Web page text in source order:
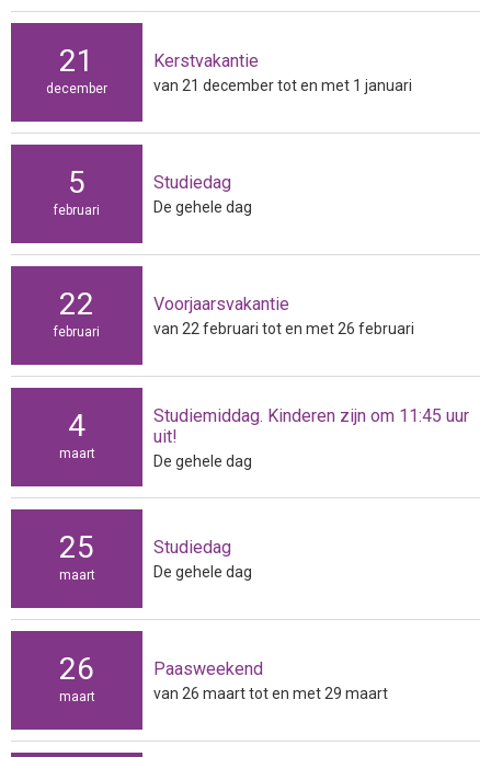
21
december
Kerstvakantie
van 21 december tot en met 1 januari
5
februari
Studiedag
De gehele dag
22
februari
Voorjaarsvakantie
van 22 februari tot en met 26 februari
4
maart
Studiemiddag. Kinderen zijn om 11:45 uur
uit!
De gehele dag
25
maart
Studiedag
De gehele dag
26
maart
Paasweekend
van 26 maart tot en met 29 maart